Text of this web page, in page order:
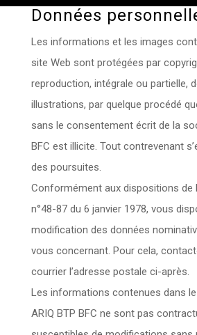
Données
Les informations et les images
site Web sont protégées par
reproduction, intégrale ou partielle,
illustrations, par quelque procédé
sans le consentement écrit de la
BFC est illicite. Tout contrevenant
des poursuites.
Conformément aux dispositions de
n°48-87 du 6 janvier 1978, vous
modification des données
vous concernant. Pour cela,
courrier l’adresse postale ci-après.
Les informations contenues dans
ARIQ BTP BFC ne sont pas